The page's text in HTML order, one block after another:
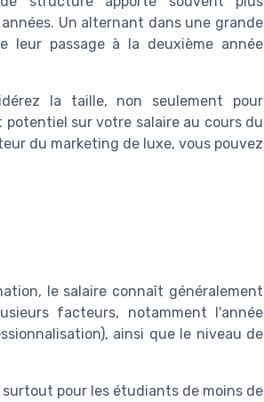
Un alternant dans une grande
leur passage à la deuxième année
la taille, non seulement pour
potentiel sur votre salaire au cours du
du marketing de luxe, vous pouvez
le salaire connaît généralement
facteurs, notamment l'année
ainsi que le niveau de
surtout pour les étudiants de moins de